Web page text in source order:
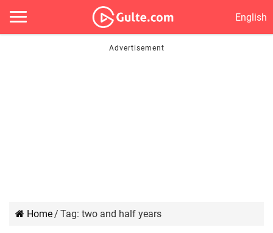
English
Home/ Tag: two and half years